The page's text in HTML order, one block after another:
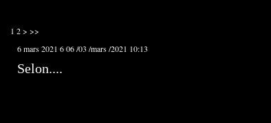
1 2> >>
6 mars 2021 606/03 /mars/2021 10:13
Selon....